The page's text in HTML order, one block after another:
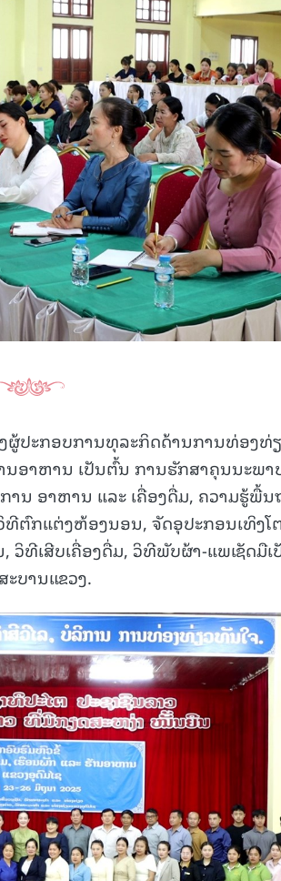
ຜູ້ປະກອບການທຸລະກິດດ້ານການທ່ອງທ່
ນອາຫານ ເປັນຕົ້ນ ການຮັກສາຄຸນນະພາ
ານ ອາຫານ ແລະ ເຄື່ອງດື່ມ, ຄວາມຮູ້ພື້
ຕົກແຕ່ງຫ້ອງນອນ, ຈັດອຸປະກອນເທິງໂ
ວິທີເສີບເຄື່ອງດື່ມ, ວິທີພັບຜ້າ-ແພເຊັດມືເ
ະບານແຂວງ.